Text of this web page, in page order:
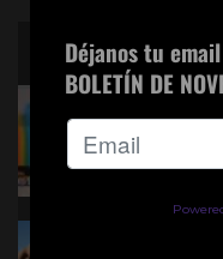
CINE:
Déjanos tu
BOLETÍN DE